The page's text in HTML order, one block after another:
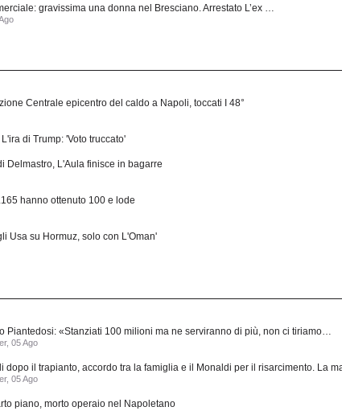
gravissima una donna nel Bresciano. Arrestato L’ex …
Centrale epicentro del caldo a Napoli, toccati I 48°
di Trump: 'Voto truccato'
Delmastro, L'Aula finisce in bagarre
hanno ottenuto 100 e lode
Usa su Hormuz, solo con L'Oman'
Piantedosi: «Stanziati 100 milioni ma ne serviranno di più, non ci tiriamo…
05 Ago
dopo il trapianto, accordo tra la famiglia e il Monaldi per il risarcimento. La
05 Ago
piano, morto operaio nel Napoletano